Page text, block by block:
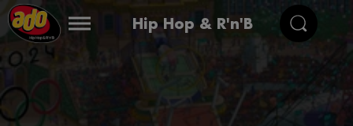
Hip Hop & R'n'B